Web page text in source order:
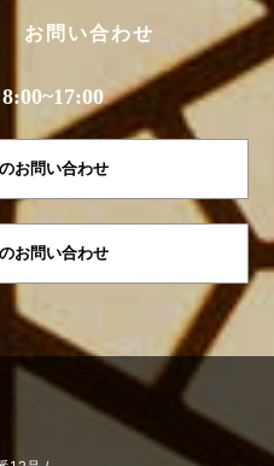
お問い合わせ
お問い合わせ
お問い合わせ